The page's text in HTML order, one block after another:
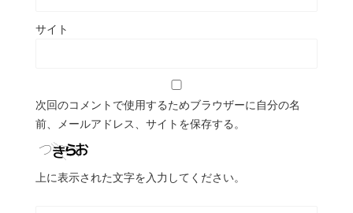
サイト
次回のコメントで使用するためブラウザーに自分の名
前、メールアドレス、サイトを保存する。
上に表示された文字を入力してください。